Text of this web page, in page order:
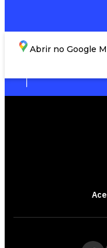
Abrir no Google